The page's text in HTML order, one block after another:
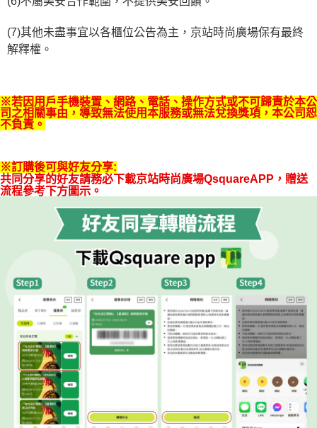
(7)其他未盡事宜以各櫃位公告為主，京站時尚廣場保有最終
解釋權。
※若因用戶手機裝置、網路、電話、操作方式或不可歸責於本公
司之相關事由，導致無法使用本服務或無法兌換獎項，本公司恕
不負責。
※訂購後可與好友分享:
共同分享的好友請務必下載京站時尚廣場QsquareAPP，贈送
流程參考下方圖示。